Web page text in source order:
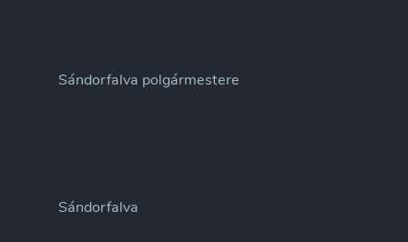
Sándorfalva polgármestere
Sándorfalva